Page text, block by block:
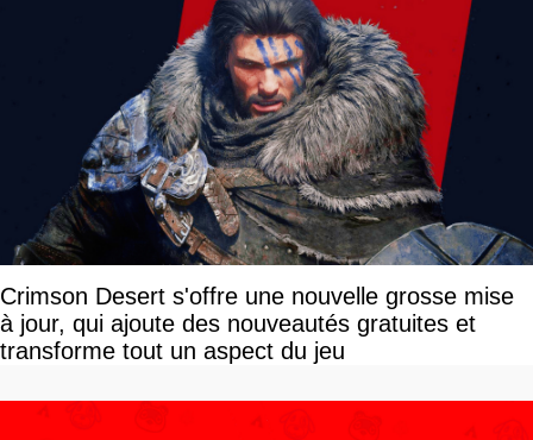
Crimson Desert s'offre une nouvelle grosse mise
à jour, qui ajoute des nouveautés gratuites et
transforme tout un aspect du jeu